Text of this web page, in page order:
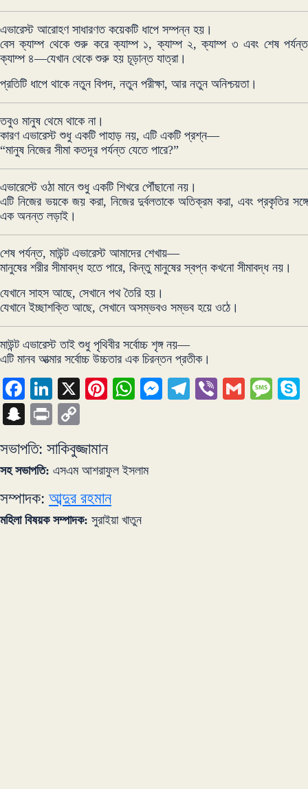
এভারেস্ট আরোহণ সাধারণত কয়েকটি ধাপে সম্পন্ন হয়।
বেস ক্যাম্প থেকে শুরু করে ক্যাম্প ১, ক্যাম্প ২, ক্যাম্প ৩ এবং শেষ পর্যন্ত
ক্যাম্প ৪—যেখান থেকে শুরু হয় চূড়ান্ত যাত্রা।
প্রতিটি ধাপে থাকে নতুন বিপদ, নতুন পরীক্ষা, আর নতুন অনিশ্চয়তা।
তবুও মানুষ থেমে থাকে না।
কারণ এভারেস্ট শুধু একটি পাহাড় নয়, এটি একটি প্রশ্ন—
“মানুষ নিজের সীমা কতদূর পর্যন্ত যেতে পারে?”
এভারেস্টে ওঠা মানে শুধু একটি শিখরে পৌঁছানো নয়।
এটি নিজের ভয়কে জয় করা, নিজের দুর্বলতাকে অতিক্রম করা, এবং প্রকৃতির সঙ্গে
এক অনন্ত লড়াই।
শেষ পর্যন্ত, মাউন্ট এভারেস্ট আমাদের শেখায়—
মানুষের শরীর সীমাবদ্ধ হতে পারে, কিন্তু মানুষের স্বপ্ন কখনো সীমাবদ্ধ নয়।
যেখানে সাহস আছে, সেখানে পথ তৈরি হয়।
যেখানে ইচ্ছাশক্তি আছে, সেখানে অসম্ভবও সম্ভব হয়ে ওঠে।
মাউন্ট এভারেস্ট তাই শুধু পৃথিবীর সর্বোচ্চ শৃঙ্গ নয়—
এটি মানব আত্মার সর্বোচ্চ উচ্চতার এক চিরন্তন প্রতীক।
Facebook
LinkedIn
X Pinterest
WhatsApp
Messenger
Telegram
ViberGmail
Snapchat
Print
সভাপতি: সাকিবুজ্জামান
সহ সভাপতি: এসএম আশরাফুল ইসলাম
সম্পাদক: আব্দুর রহমান
মহিলা বিষয়ক সম্পাদক: সুরাইয়া খাতুন